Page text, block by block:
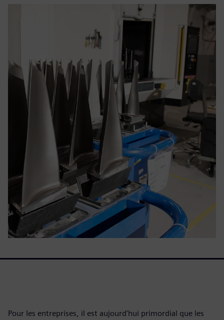
Pour les entreprises, il est aujourd'hui primordial que les